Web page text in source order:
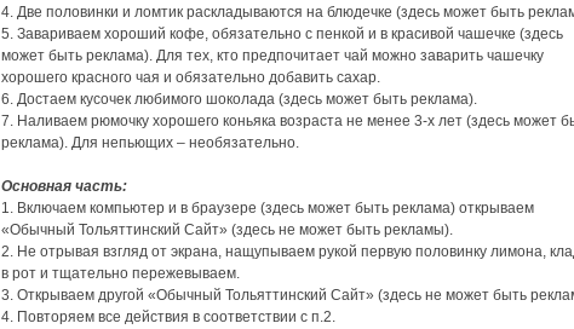
4. Две половинки и ломтик раскладываются на блюдечке (здесь может быть
5. Завариваем хороший кофе, обязательно с пенкой и в красивой чашечке (здесь
может быть реклама). Для тех, кто предпочитает чай можно заварить чашечку
хорошего красного чая и обязательно добавить сахар.
6. Достаем кусочек любимого шоколада (здесь может быть реклама).
7. Наливаем рюмочку хорошего коньяка возраста не менее 3-х лет (здесь может
реклама). Для непьющих – необязательно.
Основная часть:
1. Включаем компьютер и в браузере (здесь может быть реклама) открываем
«Обычный Тольяттинский Сайт» (здесь не может быть рекламы).
2. Не отрывая взгляд от экрана, нащупываем рукой первую половинку лимона,
в рот и тщательно пережевываем.
3. Открываем другой «Обычный Тольяттинский Сайт» (здесь не может быть
4. Повторяем все действия в соответствии с п.2.